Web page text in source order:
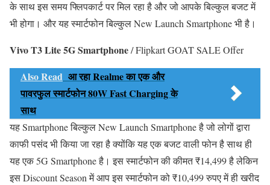
के साथ इस समय फ्लिपकार्ट पर मिल रहा है और जो आपके बिल्कुल बजट में
भी होगा। और यह स्मार्टफोन बिल्कुल New Launch Smartphone भी है।
Vivo T3 Lite 5G Smartphone/ Flipkart GOAT SALE Offer
Also Read आ रहा Realme का एक और
पावरफुल स्मार्टफोन 80W Fast Charging के
साथ
यह Smartphone बिल्कुल New Launch Smartphone है जो लोगों द्वारा
काफी पसंद भी किया जा रहा है क्योंकि यह एक बजट वाली फोन है साथ ही
यह एक 5G Smartphone है। इस स्मार्टफोन की कीमत ₹14,499 है लेकिन
इस Discount Season में आप इस स्मार्टफोन को ₹10,499 रुपए में ही खरीद